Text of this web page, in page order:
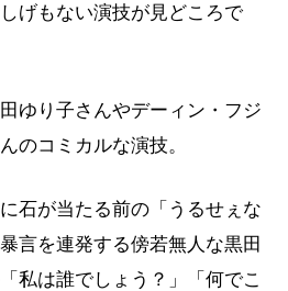
げもない演技が見どころで
ゆり子さんやデーィン・フジ
のコミカルな演技。
石が当たる前の「うるせぇな
言を連発する傍若無人な黒田
私は誰でしょう？」「何でこ